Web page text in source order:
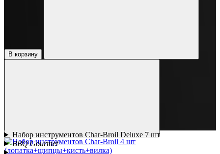
В корзину
Набор инструментов Char-Broil Deluxe 7 шт
BBQ Gourmet